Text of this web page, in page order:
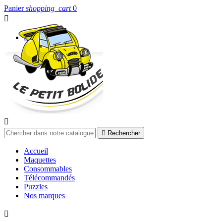
Panier shopping_cart 0

 Connexion

 Rechercher
Accueil
Maquettes
Consommables
Télécommandés
Puzzles
Nos marques
